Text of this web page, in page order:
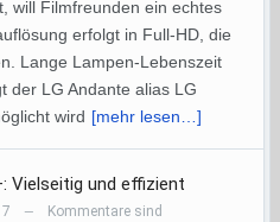
will Filmfreunden ein echtes
erfolgt in Full-HD, die
Lange Lampen-Lebenszeit
der LG Andante alias LG
wird [mehr lesen…]
Vielseitig und effizient
—
Kommentare sind